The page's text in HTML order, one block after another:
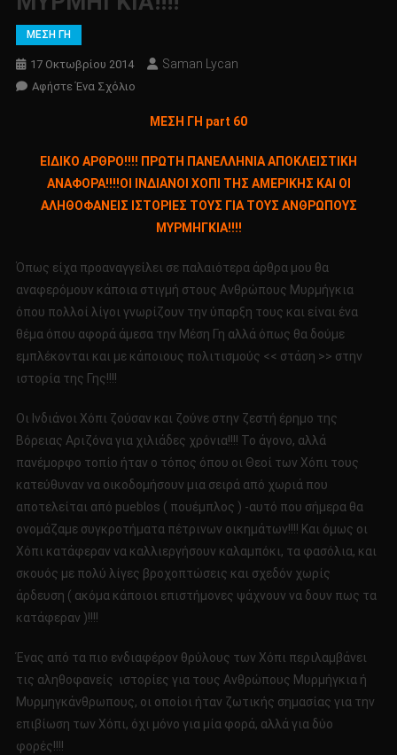
ΜΕΣΗ ΓΗ
17 Οκτωβρίου 2014 Saman Lycan
Αφήστε Ένα ΣχόλιοΓια
ΜΕΣΗ
Part
60
ΕΙΔΙΚΟ
ΑΡΘΡΟ!!!!
ΠΑΝΕΛΛΗΝΙΑ
ΑΠΟΚΛΕΙΣΤΙΚΗ
ΑΝΑΦΟΡΑ!!!!
ΟΙ
ΙΝΔΙΑΝΟΙ
ΑΜΕΡΙΚΗΣ
ΚΑΙ
ΑΛΗΘΟΦΑΝΕΙΣ
ΙΣΤΟΡΙΕΣ
ΤΟΥΣ
ΓΙΑ
ΤΟΥΣ
ΑΝΘΡΩΠΟΥΣ
ΜΥΡΜΗΓΚΙΑ!!!!
ΜΕΣΗ ΓΗ part 60
ΕΙΔΙΚΟ ΑΡΘΡΟ!!!! ΠΡΩΤΗ ΠΑΝΕΛΛΗΝΙΑ ΑΠΟΚΛΕΙΣΤΙΚΗ
ΑΝΑΦΟΡΑ!!!!ΟΙ ΙΝΔΙΑΝΟΙ ΧΟΠΙ ΤΗΣ ΑΜΕΡΙΚΗΣ ΚΑΙ ΟΙ
ΑΛΗΘΟΦΑΝΕΙΣ ΙΣΤΟΡΙΕΣ ΤΟΥΣ ΓΙΑ ΤΟΥΣ ΑΝΘΡΩΠΟΥΣ
ΜΥΡΜΗΓΚΙΑ!!!!
Όπως είχα προαναγγείλει σε παλαιότερα άρθρα μου θα
αναφερόμουν κάποια στιγμή στους Ανθρώπους Μυρμήγκια
όπου πολλοί λίγοι γνωρίζουν την ύπαρξη τους και είναι ένα
θέμα όπου αφορά άμεσα την Μέση Γη αλλά όπως θα δούμε
εμπλέκονται και με κάποιους πολιτισμούς << στάση >> στην
ιστορία της Γης!!!!
Οι Ινδιάνοι Χόπι ζούσαν και ζούνε στην ζεστή έρημο της
Βόρειας Αριζόνα για χιλιάδες χρόνια!!!! Το άγονο, αλλά
πανέμορφο τοπίο ήταν ο τόπος όπου οι Θεοί των Χόπι τους
κατεύθυναν να οικοδομήσουν μια σειρά από χωριά που
αποτελείται από pueblos ( πουέμπλος ) -αυτό που σήμερα θα
ονομάζαμε συγκροτήματα πέτρινων οικημάτων!!!! Και όμως οι
Χόπι κατάφεραν να καλλιεργήσουν καλαμπόκι, τα φασόλια, και
σκουός με πολύ λίγες βροχοπτώσεις και σχεδόν χωρίς
άρδευση ( ακόμα κάποιοι επιστήμονες ψάχνουν να δουν πως τα
κατάφεραν )!!!!
Ένας από τα πιο ενδιαφέρον θρύλους των Χόπι περιλαμβάνει
τις αληθοφανείς ιστορίες για τους Ανθρώπους Μυρμήγκια ή
Μυρμηγκάνθρωπους, οι οποίοι ήταν ζωτικής σημασίας για την
επιβίωση των Χόπι, όχι μόνο για μία φορά, αλλά για δύο
φορές!!!!